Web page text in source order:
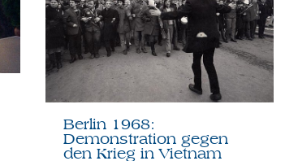
Berlin 1968:
Demonstration gegen
den Krieg in Vietnam